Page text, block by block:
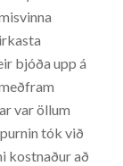
bjóða upp á
var öllum
tók við
kostnaður að